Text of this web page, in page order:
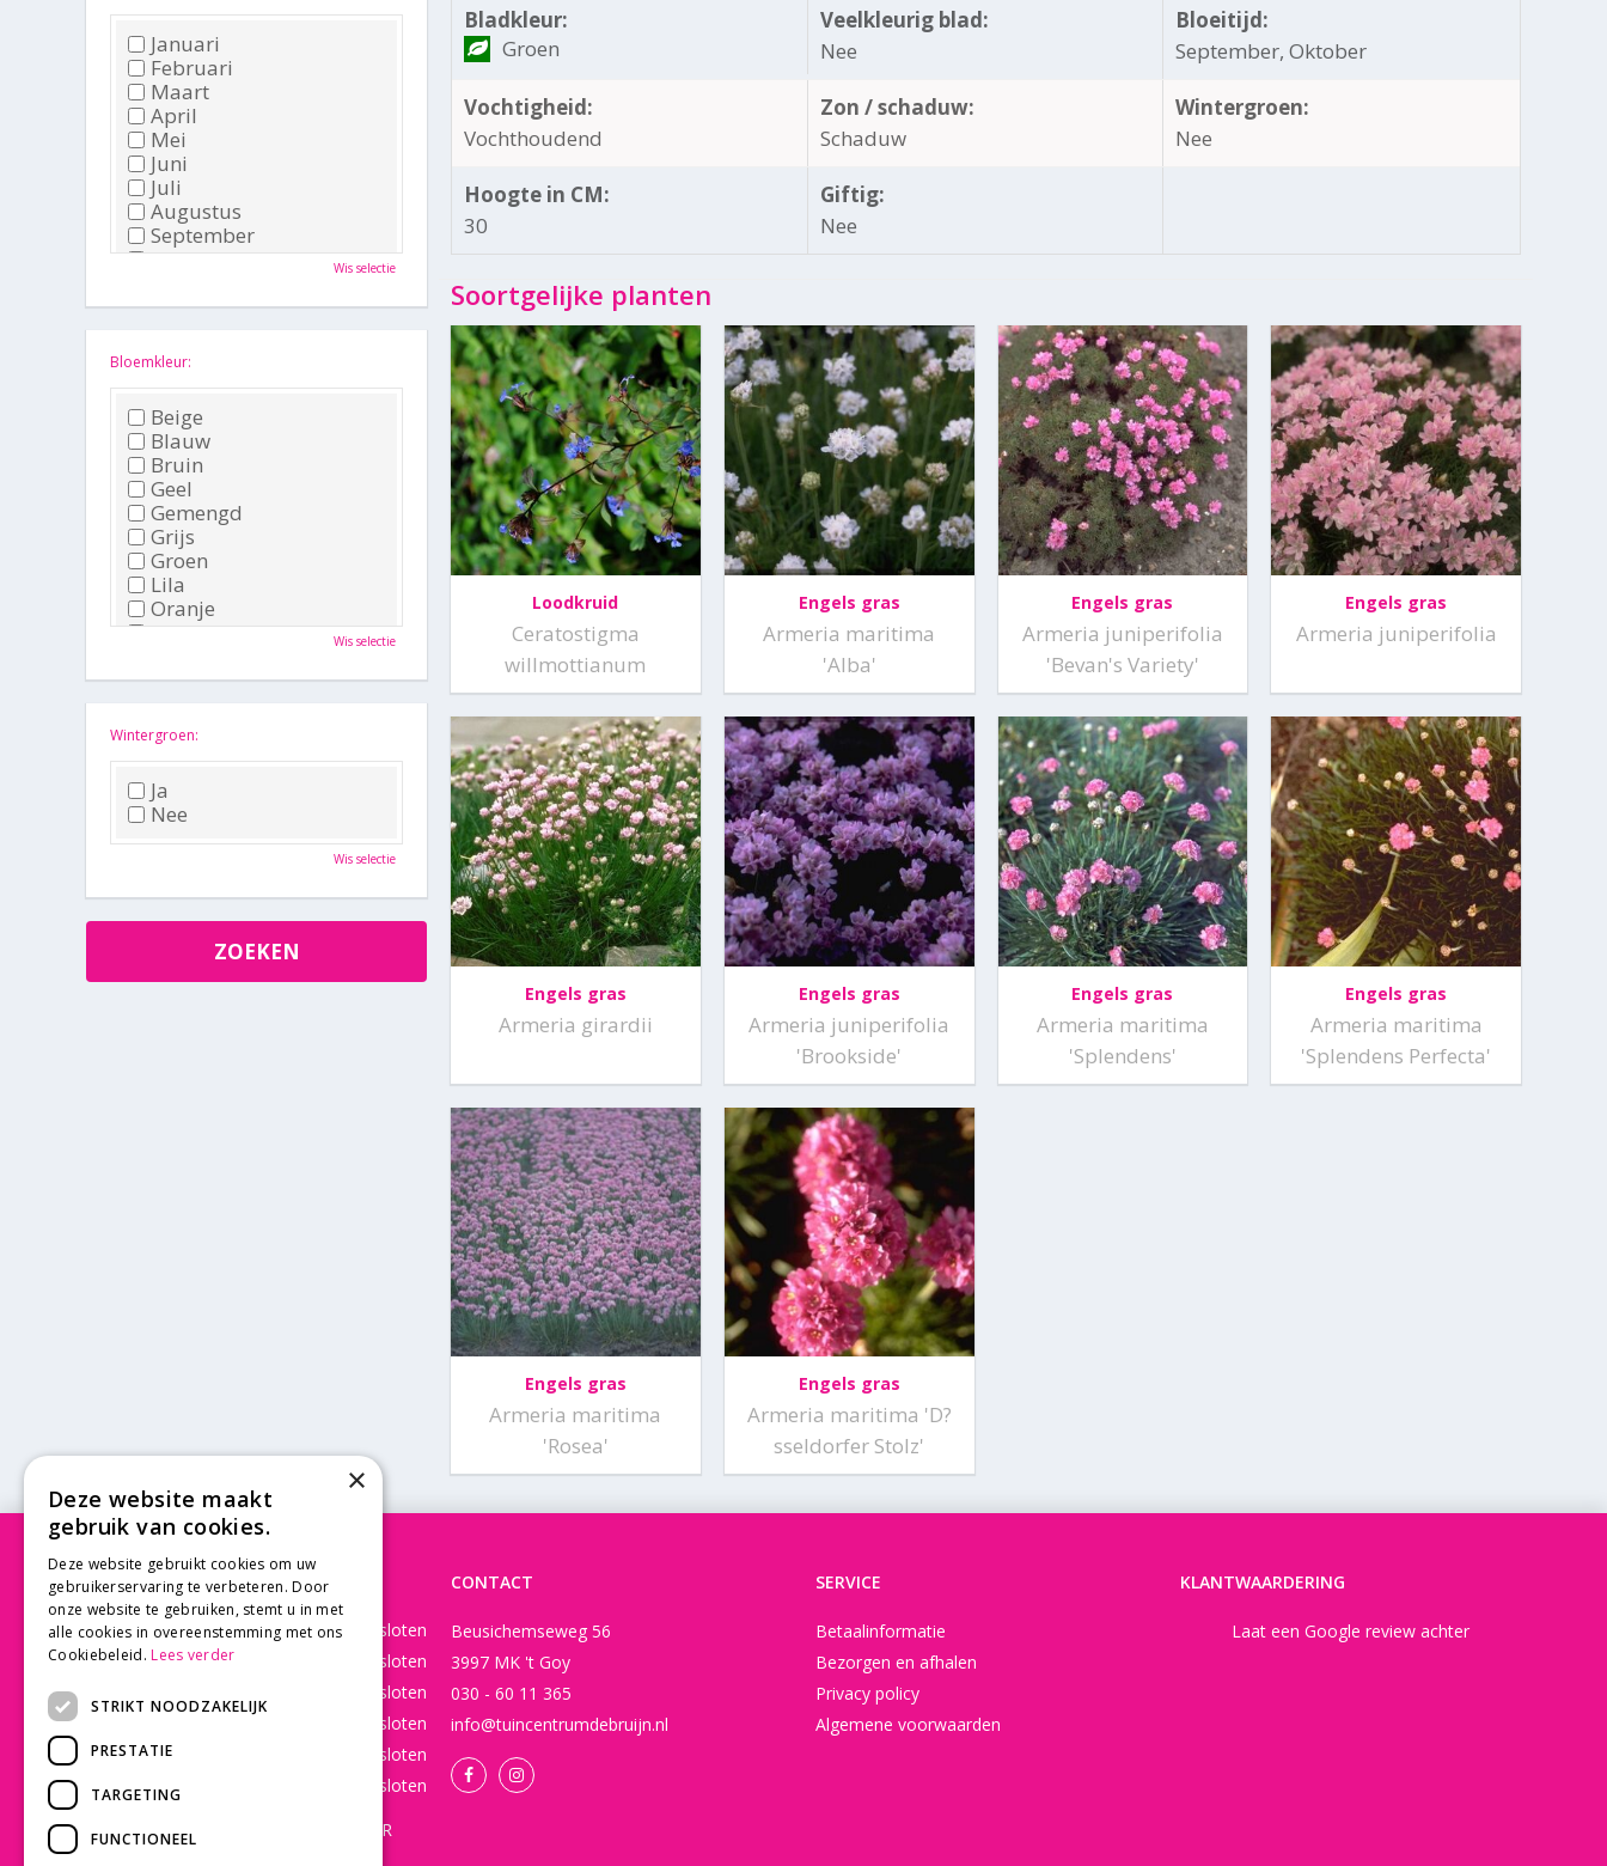
Bladkleur:
Groen
Veelkleurig blad:
Nee
Bloeitijd:
September, Oktober
Vochtigheid:
Vochthoudend
Zon / schaduw:
Schaduw
Wintergroen:
Nee
Hoogte in CM:
30
Giftig:
Nee
Soortgelijke planten
Loodkruid
Ceratostigma
willmottianum
Engels gras
Armeria maritima
'Alba'
Engels gras
Armeria juniperifolia
'Bevan's Variety'
Engels gras
Armeria juniperifolia
Engels gras
Armeria girardii
Engels gras
Armeria juniperifolia
'Brookside'
Engels gras
Armeria maritima
'Splendens'
Engels gras
Armeria maritima
'Splendens Perfecta'
Engels gras
Armeria maritima
'Rosea'
Engels gras
Armeria maritima 'D?
sseldorfer Stolz'
Januari
Februari
Maart
April
Mei
Juni
Juli
Augustus
September
Oktober
December
Wis selectie
Bloemkleur:
Beige
Blauw
Bruin
Geel
Gemengd
Grijs
Groen
Lila
Oranje
Paars
Roze
Zwart
Wis selectie
Wintergroen:
Ja
Nee
Wis selectie
OPENINGSTIJDEN
Maandag
Gesloten
Dinsdag
Gesloten
Gesloten
Gesloten
Vrijdag
Gesloten
Zaterdag
Gesloten
WEBSHOP OPEN 24/7 365 DAGEN PER
CONTACT
Beusichemseweg 56
3997 MK 't Goy
030 - 60 11 365
info@tuincentrumdebruijn.nl
SERVICE
Betaalinformatie
Bezorgen en afhalen
Privacy policy
Algemene voorwaarden
KLANTWAARDERING
Laat een Google review achter
×
Deze website maakt
gebruik van cookies.
Deze website gebruikt cookies om uw
gebruikerservaring te verbeteren. Door
onze website te gebruiken, stemt u in met
alle cookies in overeenstemming met ons
Cookiebeleid. Lees verder
STRIKT NOODZAKELIJK
PRESTATIE
TARGETING
FUNCTIONEEL